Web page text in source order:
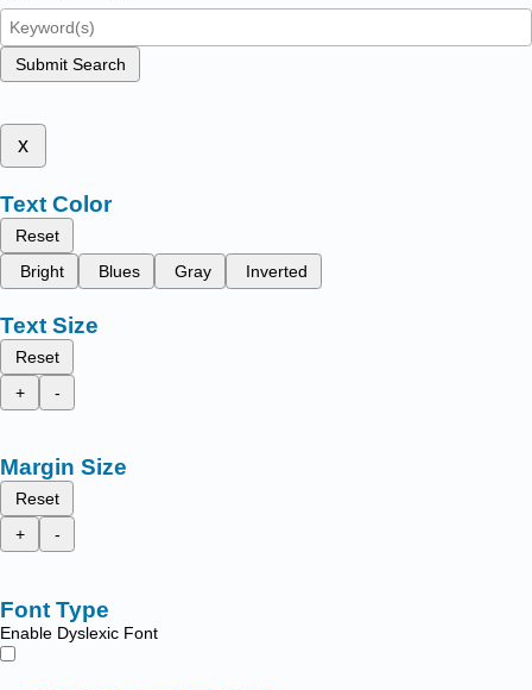
Submit Search
x
Text Color
Reset
Bright
Blues Gray Inverted
Text Size
Reset
+
-
Margin Size
Reset
+
-
Font Type
Enable Dyslexic Font